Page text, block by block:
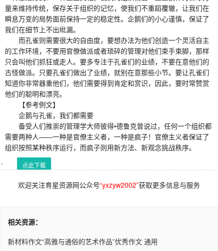
量来维持传统，保存关于组织的记忆，使我们不重蹈覆辙，让我们在
瞬息万变的局势面前保持一定的稳定性。企鹅们的小心谨慎，保证了
我们在细节上不出纰漏。
而孔雀则需要很大的自由度，要想办法为他们创造一个灵活自主
的工作环境，不要用官僚做派或者琐碎的管理对他们束手束脚，那样
只会叫他们抓狂或走人。要多专注于孔雀们的业绩，不要在意他们的
古怪做派。只要孔雀们做出了业绩，就别在意那些小节。要让孔雀们
知道你非常器重他们，他们需要得到肯定和赏识，因此，要时常赞赏
他们的聪明和漂亮。
【参考例文】
企鹅与孔雀，我们都需要
备受人们推崇的管理学大师彼得•德鲁克曾说过，任何一个组织都
需要两种人——一种是官僚主义者，一种是疯子！官僚主义者保证了
组织按照某种秩序运行，而疯子则用新方法、新观念挑战秩序。
点此下载
欢迎关注育星资源网公众号“yxzyw2002”获取更多信息与服务
相关资源：
新材料作文“高雅与通俗的艺术作品”优秀作文 通用